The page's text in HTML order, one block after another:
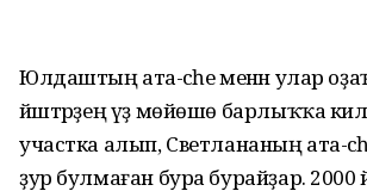
Юлдаштың ата-әсәһе менән улар оҙаҡ
йәштәрҙең үҙ мөйөшө барлыҡҡа
участка алып, Светлананың ата-
ҙур булмаған бура бурайҙар.